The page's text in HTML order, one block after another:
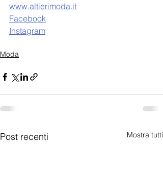
www.altierimoda.it
Facebook
Instagram
Moda
Post recenti Mostra tutti